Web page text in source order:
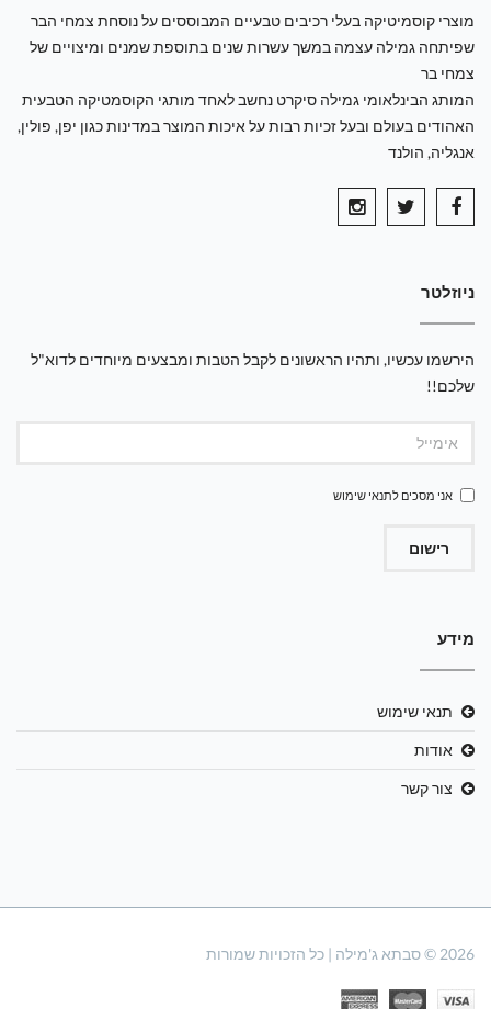
מוצרי קוסמיטיקה בעלי רכיבים טבעיים המבוססים על נוסחת צמחי הבר
שפיתחה גמילה עצמה במשך עשרות שנים בתוספת שמנים ומיצויים של
צמחי בר
המותג הבינלאומי גמילה סיקרט נחשב לאחד מותגי הקוסמטיקה הטבעית
האהודים בעולם ובעל זכיות רבות על איכות המוצר במדינות כגון יפן, פולין,
אנגליה, הולנד
ניוזלטר
הירשמו עכשיו, ותהיו הראשונים לקבל הטבות ומבצעים מיוחדים לדוא"ל
שלכם!!
אני מסכים לתנאי שימוש
רישום
מידע
תנאי שימוש
אודות
צור קשר
2026 © סבתא ג'מילה | כל הזכויות שמורות